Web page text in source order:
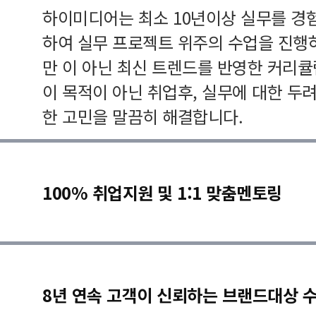
하이미디어는 최소 10년이상 실무를 경
하여 실무 프로젝트 위주의 수업을 진
만 이 아닌 최신 트렌드를 반영한 커리
이 목적이 아닌 취업후, 실무에 대한 두
한 고민을 말끔히 해결합니다.
100% 취업지원 및 1:1 맞춤멘토링
8년 연속 고객이 신뢰하는 브랜드대상